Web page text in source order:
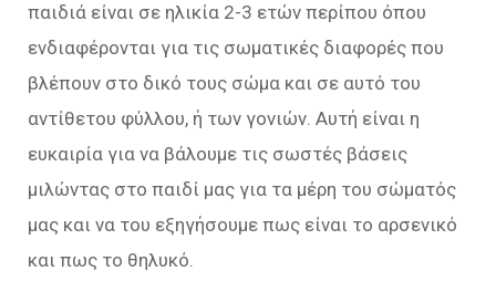
παιδιά είναι σε ηλικία 2-3 ετών περίπου όπου
ενδιαφέρονται για τις σωματικές διαφορές που
βλέπουν στο δικό τους σώμα και σε αυτό του
αντίθετου φύλλου, ή των γονιών. Αυτή είναι η
ευκαιρία για να βάλουμε τις σωστές βάσεις
μιλώντας στο παιδί μας για τα μέρη του σώματός
μας και να του εξηγήσουμε πως είναι το αρσενικό
και πως το θηλυκό.